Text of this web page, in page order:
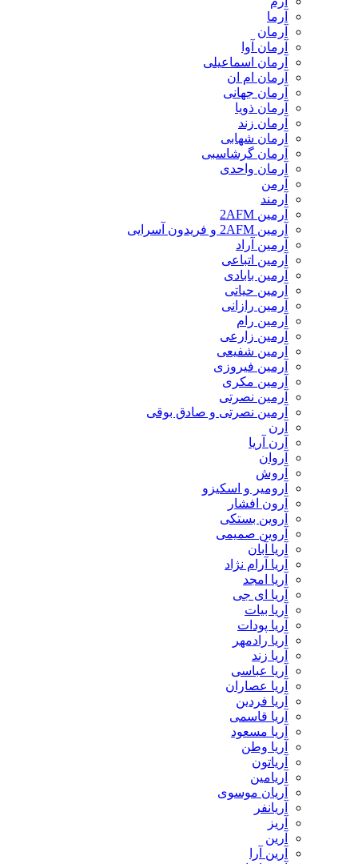
آرما
آرمان
آرمان آوا
آرمان اسماعیلی
آرمان ام ان
آرمان جهانی
آرمان ذویا
آرمان زند
آرمان شهابی
آرمان گرشاسبی
آرمان واحدی
آرمن
آرمند
آرمین 2AFM
آرمین 2AFM و فریدون آسرایی
آرمین آراد
آرمین اتباعی
آرمین بابادی
آرمین حیاتی
آرمین رازانی
آرمین رام
آرمین زارعی
آرمین شفیعی
آرمین فیروزی
آرمین مکری
آرمین نصرتی
آرمین نصرتی و صادق بوقی
آرن
آرن آریا
آروان
آروش
آرومیر و اسکیزو
آرون افشار
آروین بستکی
آروین صمیمی
آریا آبان
آریا آرام نژاد
آریا امجد
آریا ای جی
آریا بیات
آریا پودات
آریا رادمهر
آریا زند
آریا عباسی
آریا عصاران
آریا فردین
آریا قاسمی
آریا مسعود
آریا وطن
آریاتون
آریامین
آریان موسوی
آریانفر
آریز
آرین
آرین آرا